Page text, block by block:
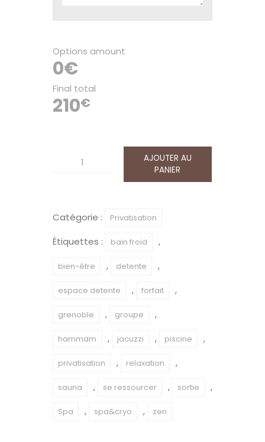
Options amount
0€
Final total
210€
quantité
2h
2
personnes
AJOUTER AU
PANIER
Catégorie : Privatisation
Étiquettes : bain froid ,
bien-être , detente ,
espace detente , forfait ,
grenoble , groupe ,
hammam , jacuzzi , piscine ,
privatisation , relaxation ,
sauna , se ressourcer , sortie ,
Spa , spa&cryo , zen